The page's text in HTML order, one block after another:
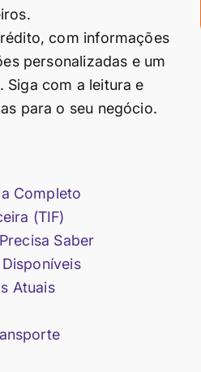
com informações
personalizadas e um
com a leitura e
para o seu negócio.
Completo
(TIF)
Saber
Atuais